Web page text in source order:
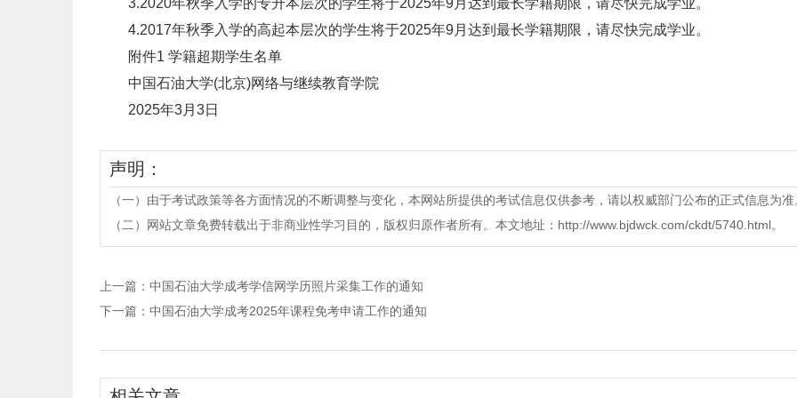
3.2020年秋季入学的专升本层次的学生将于2025年9月达到最长学籍期限，请尽快完成学业。
4.2017年秋季入学的高起本层次的学生将于2025年9月达到最长学籍期限，请尽快完成学业。
附件1 学籍超期学生名单
中国石油大学(北京)网络与继续教育学院
2025年3月3日
声明：
（一）由于考试政策等各方面情况的不断调整与变化，本网站所提供的考试信息仅供参考，请以权威部门公布的正式信息为准
（二）网站文章免费转载出于非商业性学习目的，版权归原作者所有。本文地址：http://www.bjdwck.com/ckdt/5740.html。
上一篇： 中国石油大学成考学信网学历照片采集工作的通知
下一篇： 中国石油大学成考2025年课程免考申请工作的通知